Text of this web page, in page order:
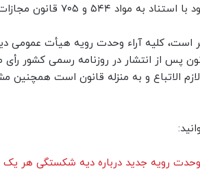
و ۷۰۵ قانون مجازات اسلامی صائب و مورد تأیید قرار دادند.
است، کلیه آراء وحدت رویه هیأت عمومی
پس از انتشار در روزنامه رسمی کشور
الاتباع و به منزله قانون است
وحدت رویه جدید درباره دیه شکستگی هر یک